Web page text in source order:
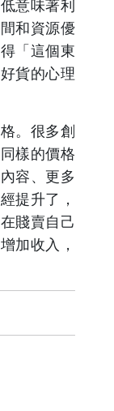
意味著利
和資源優
「這個東
貨的心理
。很多創
樣的價格
容、更多
提升了，
賤賣自己
加收入，